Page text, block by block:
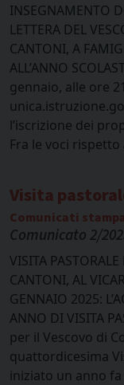
INSEGNAMENTO
LETTERA DEL
CANTONI, A
ALL’ANNO
gennaio, alle ore
l’iscrizione dei
Fra le voci
Visita
Comunicati stampa
Comunicato 2/
VISITA
CANTONI, AL
GENNAIO 2025:
ANNO DI VISITA
per il Vescovo di
quattordicesima
iniziato un anno